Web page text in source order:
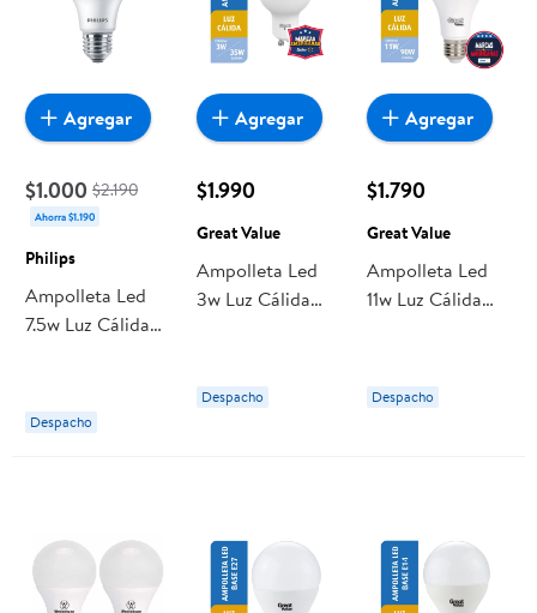
$1.000 $2.190
Ahorra $1.190
Philips
Ampolleta Led
7.5w Luz Cálida
Despacho
Agregar
$1.990
Great Value
Ampolleta Led
3w Luz Cálida
Despacho
Agregar
$1.790
Great Value
Ampolleta Led
11w Luz Cálida
Despacho
Agregar